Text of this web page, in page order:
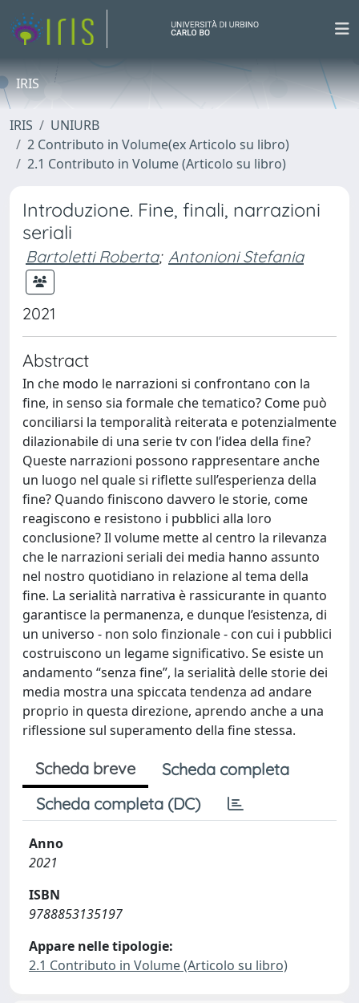
IRIS
IRIS
UNIURB
2 Contributo in Volume(ex Articolo su libro)
2.1 Contributo in Volume (Articolo su libro)
Introduzione. Fine, finali, narrazioni
seriali
Bartoletti Roberta; Antonioni Stefania
2021
Abstract
In che modo le narrazioni si confrontano con la
fine, in senso sia formale che tematico? Come può
conciliarsi la temporalità reiterata e potenzialmente
dilazionabile di una serie tv con l’idea della fine?
Queste narrazioni possono rappresentare anche
un luogo nel quale si riflette sull’esperienza della
fine? Quando finiscono davvero le storie, come
reagiscono e resistono i pubblici alla loro
conclusione? Il volume mette al centro la rilevanza
che le narrazioni seriali dei media hanno assunto
nel nostro quotidiano in relazione al tema della
fine. La serialità narrativa è rassicurante in quanto
garantisce la permanenza, e dunque l’esistenza, di
un universo - non solo finzionale - con cui i pubblici
costruiscono un legame significativo. Se esiste un
andamento “senza fine”, la serialità delle storie dei
media mostra una spiccata tendenza ad andare
proprio in questa direzione, aprendo anche a una
riflessione sul superamento della fine stessa.
Scheda breve
Scheda completa
Scheda completa (DC)
Anno
2021
ISBN
9788853135197
Appare nelle tipologie:
2.1 Contributo in Volume (Articolo su libro)